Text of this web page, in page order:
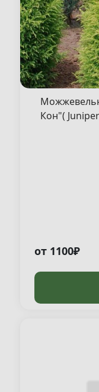
Кон"(
от 1100₽